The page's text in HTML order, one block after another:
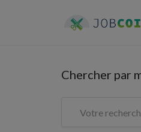
Chercher par